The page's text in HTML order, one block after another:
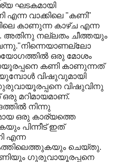
ഘടകമായി
എന്ന വാക്കിലെ "കണി"
കാണുന്ന കാഴ്ച എന്ന
അതിനു നല്ലതം ചീത്തയും
ഒരു മോശം
കണി കാണുന്നത്‌
വിഷുവുമായി
ഗുരുവായൂരപ്പനെ വിഷുവിനു
മറിമായമാണ്‌.
നിന്നു
ഒരു കാര്യത്തെ
പിന്നീട്‌ ഇത്‌
എന്ന
ചെയ്തു.
ഗുരുവായൂരപ്പനെ